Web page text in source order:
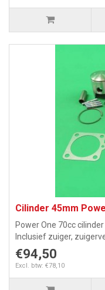
Cilinder 45mm
Power One 70cc
Inclusief zuiger,
€94,50
Excl. btw: €78,10